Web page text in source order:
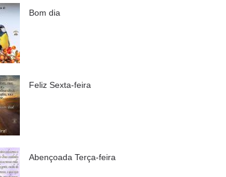
Bom dia
Feliz Sexta-feira
Abençoada Terça-feira